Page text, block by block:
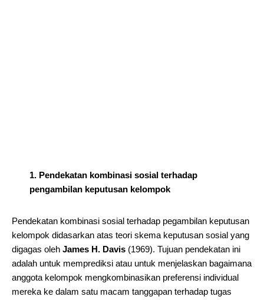
1. Pendekatan kombinasi sosial terhadap
pengambilan keputusan kelompok
Pendekatan kombinasi sosial terhadap pegambilan keputusan
kelompok didasarkan atas teori skema keputusan sosial yang
digagas oleh James H. Davis (1969). Tujuan pendekatan ini
adalah untuk memprediksi atau untuk menjelaskan bagaimana
anggota kelompok mengkombinasikan preferensi individual
mereka ke dalam satu macam tanggapan terhadap tugas